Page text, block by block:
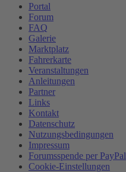
Portal
Forum
FAQ
Galerie
Marktplatz
Fahrerkarte
Veranstaltungen
Anleitungen
Partner
Links
Kontakt
Datenschutz
Nutzungsbedingungen
Impressum
Forumsspende per PayPal
Cookie-Einstellungen